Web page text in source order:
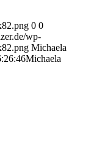
0 0
wp-
Michaela
Michaela